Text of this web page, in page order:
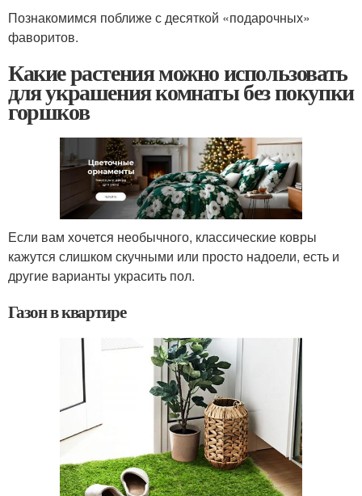
Познакомимся поближе с десяткой «подарочных»
фаворитов.
Какие растения можно использовать
для украшения комнаты без покупки
горшков
Если вам хочется необычного, классические ковры
кажутся слишком скучными или просто надоели, есть и
другие варианты украсить пол.
Газон в квартире